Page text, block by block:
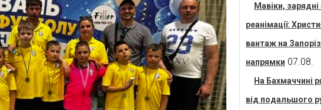
Мавіки, зарядні
реанімації:
вантаж на
напрямки 07.08.
На Бахмаччині
від подальшого